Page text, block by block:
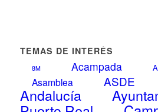
TEMAS DE INTERÉS
8M Acampada
Asamblea ASDE
Andalucía